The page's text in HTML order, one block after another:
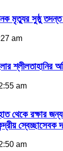
মৃত্যুর সুষ্ঠু তদন্ত
am
শ্লীলতাহানির
am
থেকে রক্ষার
স্বেচ্ছাসেবক
am